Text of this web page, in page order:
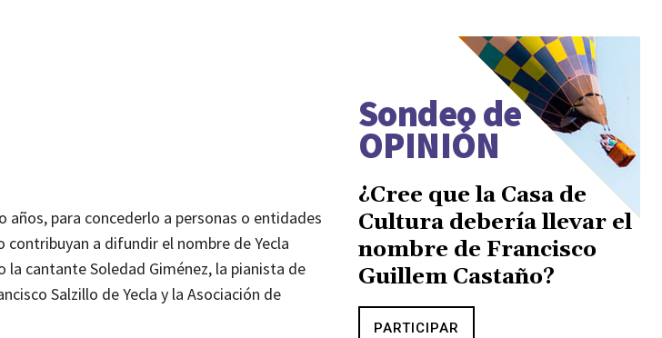
años, para concederlo a personas o entidades
a difundir el nombre de Yecla
cantante Soledad Giménez, la pianista de
Salzillo de Yecla y la Asociación de
Sondeo de
OPINIÓN
¿Cree que la Casa de
Cultura debería llevar el
nombre de Francisco
Guillem Castaño?
PARTICIPAR